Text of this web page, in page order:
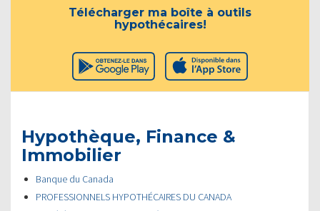
Télécharger ma boîte à outils
hypothécaires!
Hypothèque, Finance &
Immobilier
Banque du Canada
PROFESSIONNELS HYPOTHÉCAIRES DU CANADA